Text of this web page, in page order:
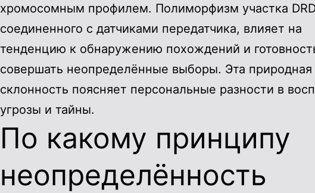
хромосомным профилем. Полиморфизм участка
соединенного с датчиками передатчика, влияет на
тенденцию к обнаружению похождений и
совершать неопределённые выборы. Эта природная
склонность поясняет персональные разности в
угрозы и тайны.
По какому принципу
неопределённость